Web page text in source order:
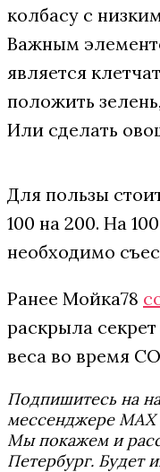
колбасу с
Важным
является
положить
Или сделать
Для пользы
100 на 200. На
необходимо
Ранее Мойка78
раскрыла
веса во время
Подпишитесь на
мессенджере MAX
Мы покажем и
Петербург. Будет